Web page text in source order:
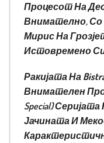
Процесот На
Внимателно, Со
Мирис На
Истовремено
Ракијата На
Внимателен
Special)
Јачината И